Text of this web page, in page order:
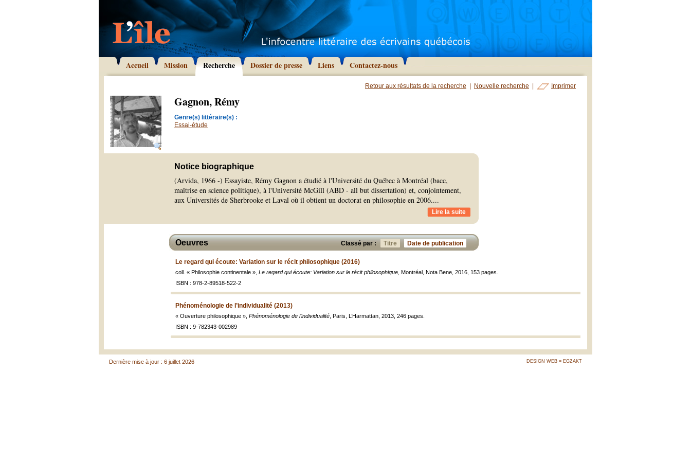
Accueil Mission Recherche Dossier de presse Liens Contactez-nous
Retour aux résultats de la recherche Nouvelle recherche Imprimer
Gagnon, Rémy
Genre(s) littéraire(s) :
Essai-étude
Notice biographique
(Arvida, 1966 -) Essayiste, Rémy Gagnon a étudié à l'Université du Québec à Montréal (bacc,
maîtrise en science politique), à l'Université McGill (ABD - all but dissertation) et, conjointement,
aux Universités de Sherbrooke et Laval où il obtient un doctorat en philosophie en 2006....
Lire la suite
Classé par : Titre Date de publication
Oeuvres
Le regard qui écoute: Variation sur le récit philosophique (2016)
coll. « Philosophie continentale », Le regard qui écoute: Variation sur le récit philosophique , Montréal, Nota Bene, 2016, 153 pages.
ISBN : 978-2-89518-522-2
Phénoménologie de l’individualité (2013)
« Ouverture philosophique », Phénoménologie de l’individualité , Paris, L’Harmattan, 2013, 246 pages.
ISBN : 9-782343-002989
DESIGN WEB = EGZAKT
Dernière mise à jour : 6 juillet 2026